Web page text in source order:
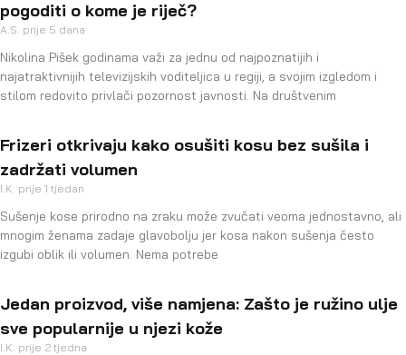
pogoditi o kome je riječ?
A.S. prije 5 dana
Nikolina Pišek godinama važi za jednu od najpoznatijih i
najatraktivnijih televizijskih voditeljica u regiji, a svojim izgledom i
stilom redovito privlači pozornost javnosti. Na društvenim
Frizeri otkrivaju kako osušiti kosu bez sušila i
zadržati volumen
I.K. prije 1 tjedan
Sušenje kose prirodno na zraku može zvučati veoma jednostavno, ali
mnogim ženama zadaje glavobolju jer kosa nakon sušenja često
izgubi oblik ili volumen. Nema potrebe
Jedan proizvod, više namjena: Zašto je ružino ulje
sve popularnije u njezi kože
I.K. prije 2 tjedna